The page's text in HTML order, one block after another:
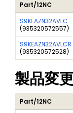
Part/12NC
S9KEAZN32AVLC
(935320572557)
S9KEAZN32AVLCR
(935320572528)
製品変
Part/12NC